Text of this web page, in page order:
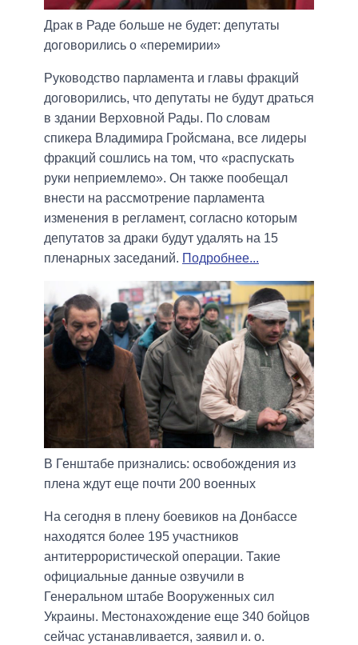
Драк в Раде больше не будет: депутаты
договорились о «перемирии»
Руководство парламента и главы фракций
договорились, что депутаты не будут драться
в здании Верховной Рады. По словам
спикера Владимира Гройсмана, все лидеры
фракций сошлись на том, что «распускать
руки неприемлемо». Он также пообещал
внести на рассмотрение парламента
изменения в регламент, согласно которым
депутатов за драки будут удалять на 15
пленарных заседаний. Подробнее...
В Генштабе признались: освобождения из
плена ждут еще почти 200 военных
На сегодня в плену боевиков на Донбассе
находятся более 195 участников
антитеррористической операции. Такие
официальные данные озвучили в
Генеральном штабе Вооруженных сил
Украины. Местонахождение еще 340 бойцов
сейчас устанавливается, заявил и. о.